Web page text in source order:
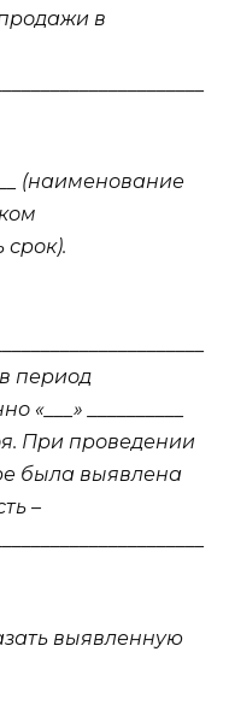
в
(наименование
срок).
период
__________
При проведении
была выявлена
–
выявленную